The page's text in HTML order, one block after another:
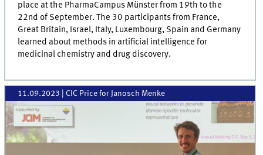
place at the PharmaCampus Münster from 19th to the
22nd of September. The 30 participants from France,
Great Britain, Israel, Italy, Luxembourg, Spain and Germany
learned about methods in artificial intelligence for
medicinal chemistry and drug discovery.
11.09.2023 | CIC Price for Janosch Menke